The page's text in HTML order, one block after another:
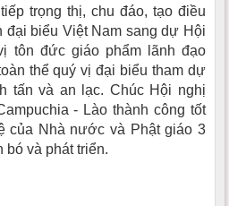
trọng thị, chu đáo, tạo điều
đại biểu Việt Nam sang dự Hội
tôn đức giáo phẩm lãnh đạo
thể quý vị đại biểu tham dự
tấn và an lạc. Chúc Hội nghị
- Lào thành công tốt
của Nhà nước và Phật giáo 3
bó và phát triển.